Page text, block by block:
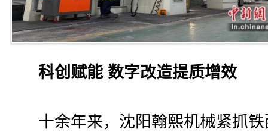
科创赋能 数字改造提质增效
十余年来，沈阳翰熙机械紧抓铁